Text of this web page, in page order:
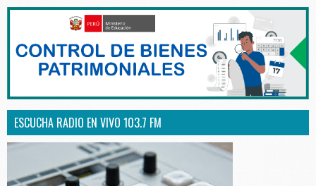
ESCUCHA RADIO EN VIVO 103.7 FM